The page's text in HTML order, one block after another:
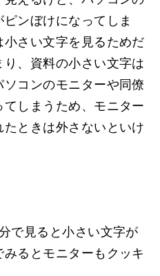
ンぼけになってしま
さい文字を見るためだ
、資料の小さい文字は
コンのモニターや同僚
しまうため、モニター
ときは外さないといけ
で見ると小さい文字が
るとモニターもクッキ